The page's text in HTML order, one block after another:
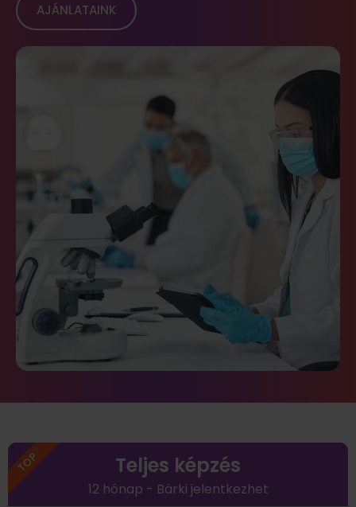
AJÁNLATAINK
Teljes képzés
12 hónap - Bárki jelentkezhet
TOP